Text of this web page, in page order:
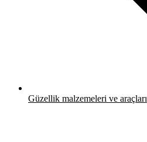
Güzellik malzemeleri ve araçları